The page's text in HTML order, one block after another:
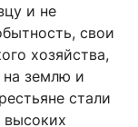
и не
свои
хозяйства,
на землю и
стали
высоких